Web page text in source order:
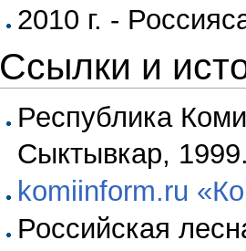
2010 г. -
Ссылки и
Республика
Сыктывкар,
komiinform.ru
Российская